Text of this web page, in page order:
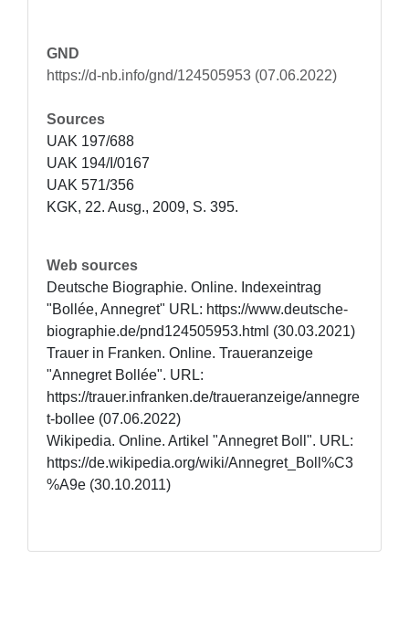
GND
https://d-nb.info/gnd/124505953 (07.06.2022)
Sources
UAK 197/688
UAK 194/I/0167
UAK 571/356
KGK, 22. Ausg., 2009, S. 395.
Web sources
Deutsche Biographie. Online. Indexeintrag
"Bollée, Annegret" URL: https://www.deutsche-
biographie.de/pnd124505953.html (30.03.2021)
Trauer in Franken. Online. Traueranzeige
"Annegret Bollée". URL:
https://trauer.infranken.de/traueranzeige/annegre
t-bollee (07.06.2022)
Wikipedia. Online. Artikel "Annegret Boll". URL:
https://de.wikipedia.org/wiki/Annegret_Boll%C3
%A9e (30.10.2011)